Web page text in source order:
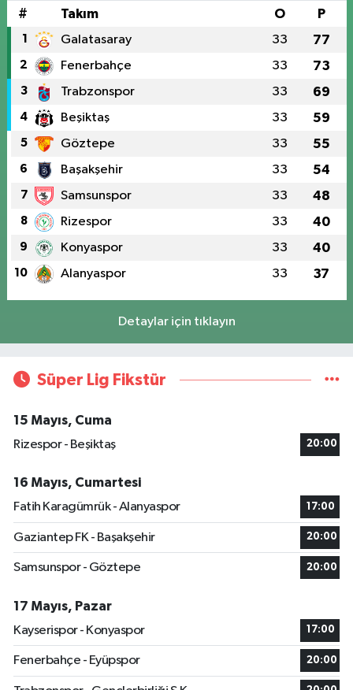
# Takım O P
1 Galatasaray 33 77
2 Fenerbahçe 33 73
3 Trabzonspor 33 69
4 Beşiktaş 33 59
5 Göztepe 33 55
6 Başakşehir 33 54
7 Samsunspor 33 48
8 Rizespor 33 40
9 Konyaspor 33 40
10 Alanyaspor 33 37
Detaylar için tıklayın
Süper Lig Fikstür
15 Mayıs, Cuma
Rizespor - Beşiktaş
20:00
16 Mayıs, Cumartesi
Fatih Karagümrük - Alanyaspor
17:00
Gaziantep FK - Başakşehir 20:00
Samsunspor - Göztepe 20:00
17 Mayıs, Pazar
Kayserispor - Konyaspor
17:00
Fenerbahçe - Eyüpspor 20:00